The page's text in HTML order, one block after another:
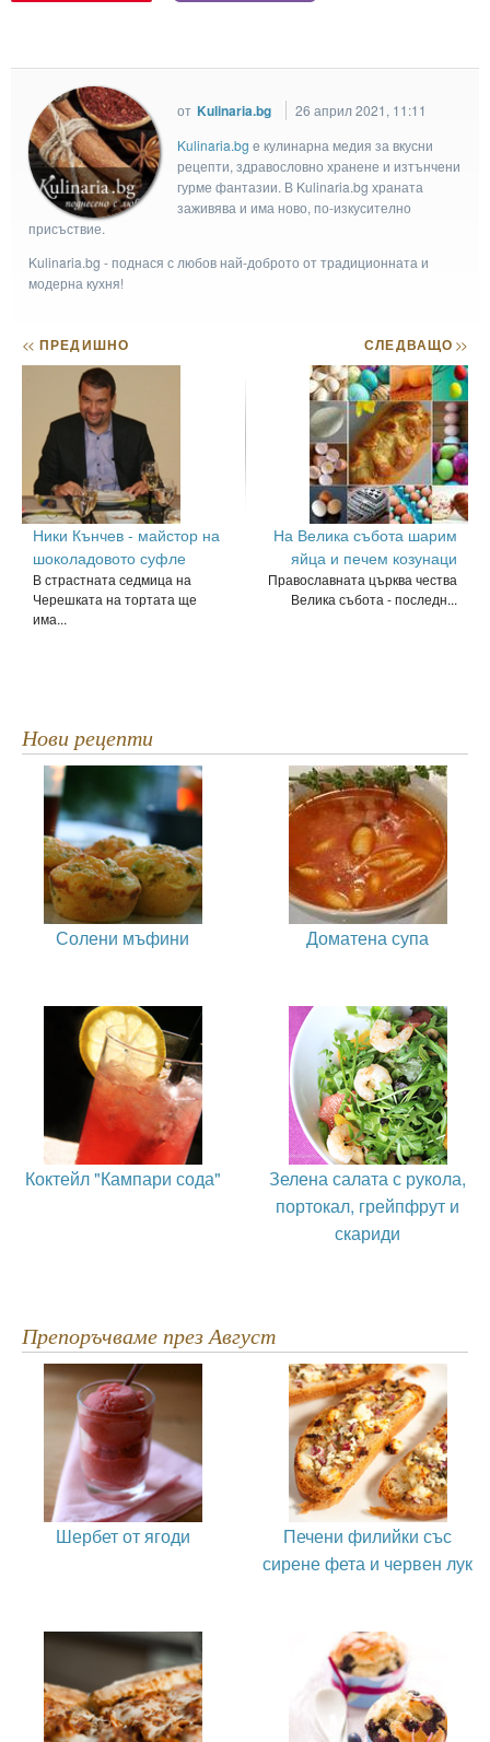
от Kulinaria.bg
26 април 2021, 11:11
Kulinaria.bg e кулинарна медия за вкусни
рецепти, здравословно хранене и изтънчени
гурме фантазии. В Kulinaria.bg храната
заживява и има ново, по-изкусително
присъствие.
Kulinaria.bg - поднася с любов най-доброто от традиционната и
модерна кухня!
<< ПРЕДИШНО
Ники Кънчев - майстор на
шоколадовото суфле
В страстната седмица на
Черешката на тортата ще
има...
СЛЕДВАЩО>>
На Велика събота шарим
яйца и печем козунаци
Православната църква чества
Велика събота - последн...
Нови рецепти
Солени мъфини Доматена супа
Коктейл "Кампари сода"
Зелена салата с рукола,
портокал, грейпфрут и
скариди
Препоръчваме през Август
Шербет от ягоди
Печени филийки със
сирене фета и червен лук